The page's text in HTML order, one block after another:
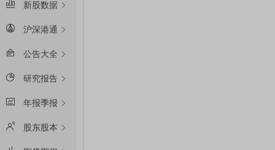
新股数据
沪深港通
公告大全
研究报告
年报季报
股东股本